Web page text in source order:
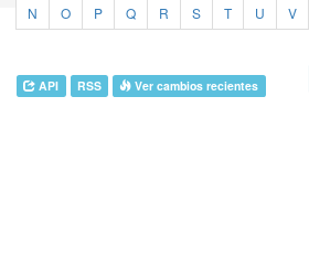
N
O P Q R S T U V
API RSS Ver cambios recientes